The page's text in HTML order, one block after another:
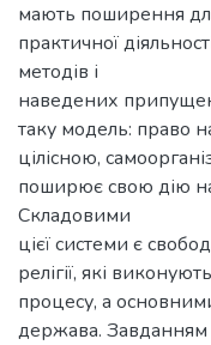
мають поширення
практичної
методів і
наведених
таку модель: право
цілісною,
поширює свою дію
Складовими
цієї системи є
релігії, які
процесу, а
держава. Завданням